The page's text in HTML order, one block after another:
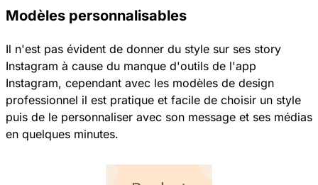
Modèles personnalisables
Il n'est pas évident de donner du style sur ses story
Instagram à cause du manque d'outils de l'app
Instagram, cependant avec les modèles de design
professionnel il est pratique et facile de choisir un style
puis de le personnaliser avec son message et ses médias
en quelques minutes.